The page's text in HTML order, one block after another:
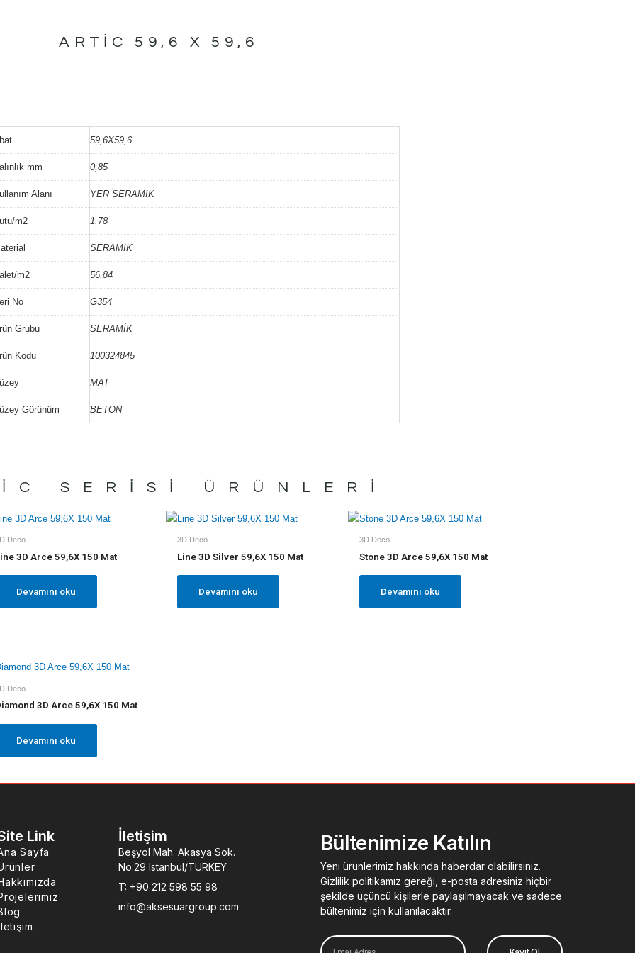
ARTIC 59,6 X 59,6
59,6X59,6
mm 0,85
Alanı YER SERAMIK
m2 1,78
SERAMİK
m2 56,84
No G354
Grubu SERAMİK
Kodu 100324845
MAT
Görünüm BETON
SERISI ÜRÜNLERI
Deco
3D Arce 59,6X 150 Mat
Devamını oku
3D Deco
Line 3D Silver 59,6X 150 Mat
Devamını oku
3D Deco
Stone 3D Arce 59,6X 150 Mat
Devamını oku
Deco
3D Arce 59,6X 150 Mat
Devamını oku
Link
Sayfa
İletişim
Beşyol Mah. Akasya Sok.
No:29 Istanbul/TURKEY
T: +90 212 598 55 98
info@aksesuargroup.com
Bültenimize Katılın
Yeni ürünlerimiz hakkında haberdar olabilirsiniz.
Gizlilik politikamız gereği, e-posta adresiniz hiçbir
şekilde üçüncü kişilerle paylaşılmayacak ve sadece
bültenimiz için kullanılacaktır.
Email